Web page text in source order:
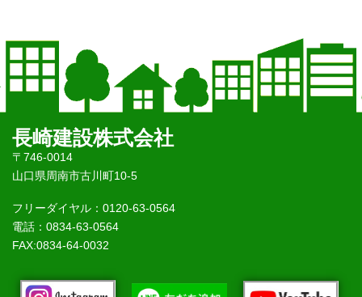
長崎建設株式会社
〒746-0014
山口県周南市古川町10-5
フリーダイヤル：0120-63-0564
電話：0834-63-0564
FAX:0834-64-0032